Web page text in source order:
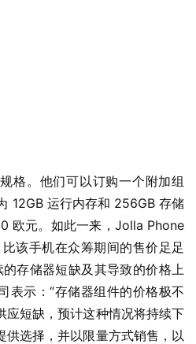
格。他们可以订购一个附加组
12GB 运行内存和 256GB 存储
欧元。如此一来，Jolla Phone
该手机在众筹期间的售价足足
存储器短缺及其导致的价格上
表示：“存储器组件的价格极不
应短缺，预计这种情况将持续下
供选择，并以限量方式销售，以